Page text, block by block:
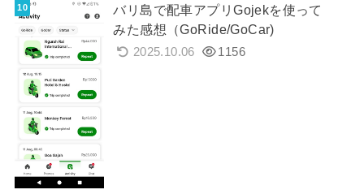
バリ島で配車アプリGojekを使って
みた感想（GoRide/GoCar)
2025.10.06 1156